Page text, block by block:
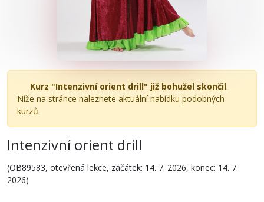
Kurz "Intenzivní orient drill" již bohužel skončil.
Níže na stránce naleznete aktuální nabídku podobných
kurzů.
Intenzivní orient drill
(OB89583, otevřená lekce, začátek: 14. 7. 2026, konec: 14. 7.
2026)